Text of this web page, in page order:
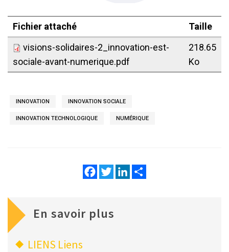
Fichier attaché
Taille
visions-solidaires-2_innovation-est-
sociale-avant-numerique.pdf
218.65
Ko
INNOVATION INNOVATION SOCIALE
INNOVATION TECHNOLOGIQUE NUMÉRIQUE
FacebookTwitterLinkedIn
En savoir plus
LIENS Liens